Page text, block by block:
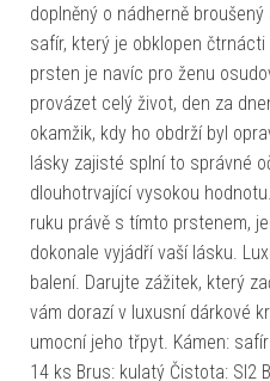
doplněný o nádherně
safír, který je obklopen
prsten je navíc pro ženu
provázet celý život, den za
okamžik, kdy ho obdrží byl
lásky zajisté splní to správné
dlouhotrvající vysokou
ruku právě s tímto prstenem,
dokonale vyjádří vaší lásku.
balení. Darujte zážitek, který
vám dorazí v luxusní dárkové
umocní jeho třpyt. Kámen:
14 ks Brus: kulatý Čistota: SI2